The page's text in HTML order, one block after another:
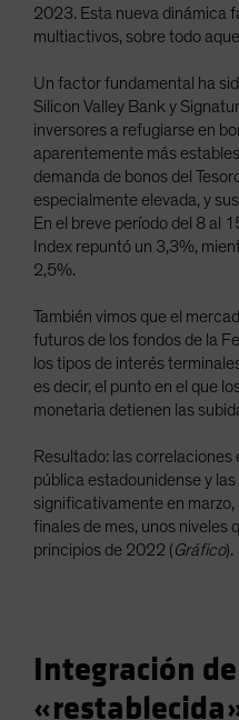
2023. Esta nueva dinámica
multiactivos, sobre todo
Un factor fundamental ha
Silicon Valley Bank y
inversores a refugiarse en
aparentemente más
demanda de bonos del
especialmente elevada, y
En el breve período del 8 al
Index repuntó un 3,3%,
2,5%.
También vimos que el
futuros de los fondos de la
los tipos de interés
es decir, el punto en el que
monetaria detienen las
Resultado: las correlaciones
pública estadounidense y
significativamente en
finales de mes, unos niveles
principios de 2022 (Gráfico).
Integración